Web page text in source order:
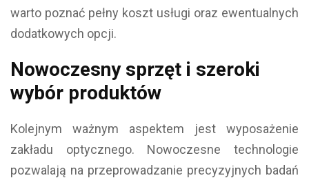
warto poznać pełny koszt usługi oraz ewentualnych
dodatkowych opcji.
Nowoczesny sprzęt i szeroki
wybór produktów
Kolejnym ważnym aspektem jest wyposażenie
zakładu optycznego. Nowoczesne technologie
pozwalają na przeprowadzanie precyzyjnych badań